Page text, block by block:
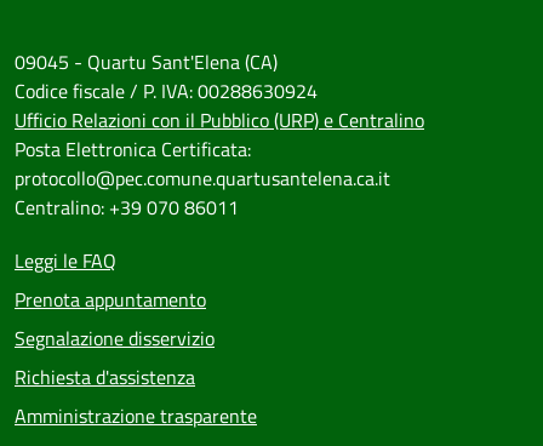
09045 - Quartu Sant'Elena (CA)
Codice fiscale / P. IVA: 00288630924
Ufficio Relazioni con il Pubblico (URP) e Centralino
Posta Elettronica Certificata:
protocollo@pec.comune.quartusantelena.ca.it
Centralino: +39 070 86011
Leggi le FAQ
Prenota appuntamento
Segnalazione disservizio
Richiesta d'assistenza
Amministrazione trasparente